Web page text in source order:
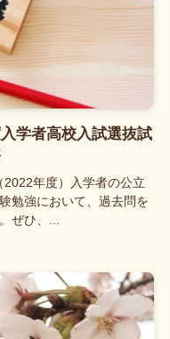
学者高校入試選抜試
年度）入学者の公立
勉強において、過去問を
ぜひ、...